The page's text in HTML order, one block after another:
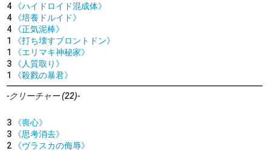
4
《ハイドロイド混成体》
4
《培養ドルイド》
4
《正気泥棒》
1
《打ち壊すブロントドン》
1
《エリマキ神秘家》
3
《人質取り》
1
《殺戮の暴君》
-クリーチャー (22)-
3
《喪心》
3
《思考消去》
2
《ヴラスカの侮辱》